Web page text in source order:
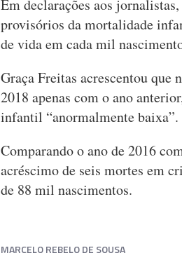
Em declarações aos
provisórios da mortalidade
de vida em cada mil
Graça Freitas acrescentou que
2018 apenas com o ano
infantil “anormalmente baixa”.
Comparando o ano de 2016
acréscimo de seis mortes em
de 88 mil nascimentos.
MARCELO REBELO DE SOUSA